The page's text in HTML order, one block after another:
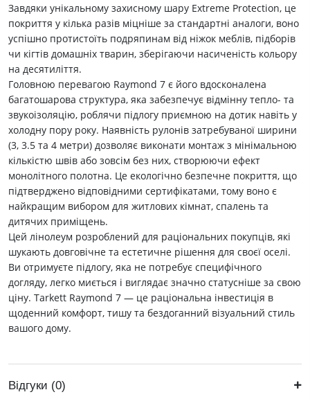
Завдяки унікальному захисному шару Extreme Protection, це
покриття у кілька разів міцніше за стандартні аналоги, воно
успішно протистоїть подряпинам від ніжок меблів, підборів
чи кігтів домашніх тварин, зберігаючи насиченість кольору
на десятиліття.
Головною перевагою Raymond 7 є його вдосконалена
багатошарова структура, яка забезпечує відмінну тепло- та
звукоізоляцію, роблячи підлогу приємною на дотик навіть у
холодну пору року. Наявність рулонів затребуваної ширини
(3, 3.5 та 4 метри) дозволяє виконати монтаж з мінімальною
кількістю швів або зовсім без них, створюючи ефект
монолітного полотна. Це екологічно безпечне покриття, що
підтверджено відповідними сертифікатами, тому воно є
найкращим вибором для житлових кімнат, спалень та
дитячих приміщень.
Цей лінолеум розроблений для раціональних покупців, які
шукають довговічне та естетичне рішення для своєї оселі.
Ви отримуєте підлогу, яка не потребує специфічного
догляду, легко миється і виглядає значно статусніше за свою
ціну. Tarkett Raymond 7 — це раціональна інвестиція в
щоденний комфорт, тишу та бездоганний візуальний стиль
вашого дому.
Відгуки (0)